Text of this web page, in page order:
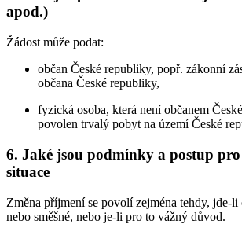
apod.)
Žádost může podat:
občan České republiky, popř. zákonní
občana České republiky,
fyzická osoba, která není občanem
povolen trvalý pobyt na území České
6. Jaké jsou podmínky a postup
situace
Změna příjmení se povolí zejména tehdy, jde-
nebo směšné, nebo je-li pro to vážný důvod.